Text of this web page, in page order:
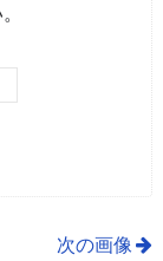
次の画像